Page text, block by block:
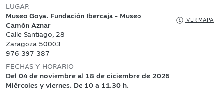
LUGAR
Museo Goya. Fundación Ibercaja - Museo
Camón Aznar
VER MAPA
Calle Santiago, 28
Zaragoza 50003
976 397 387
FECHAS Y HORARIO
Del 04 de noviembre al 18 de diciembre de 2026
Miércoles y viernes. De 10 a 11.30 h.